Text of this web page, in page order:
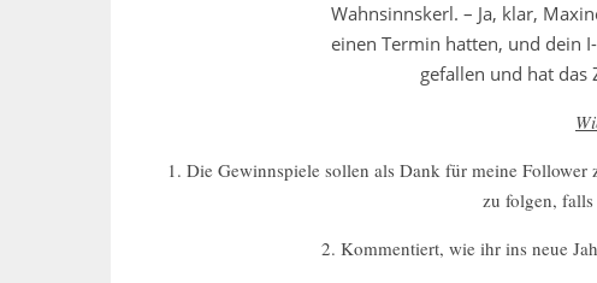
Wahnsinnskerl. – Ja, klar,
einen Termin hatten, und dein
gefallen und hat das
1. Die Gewinnspiele sollen als Dank für meine
zu folgen,
2. Kommentiert, wie ihr ins neue